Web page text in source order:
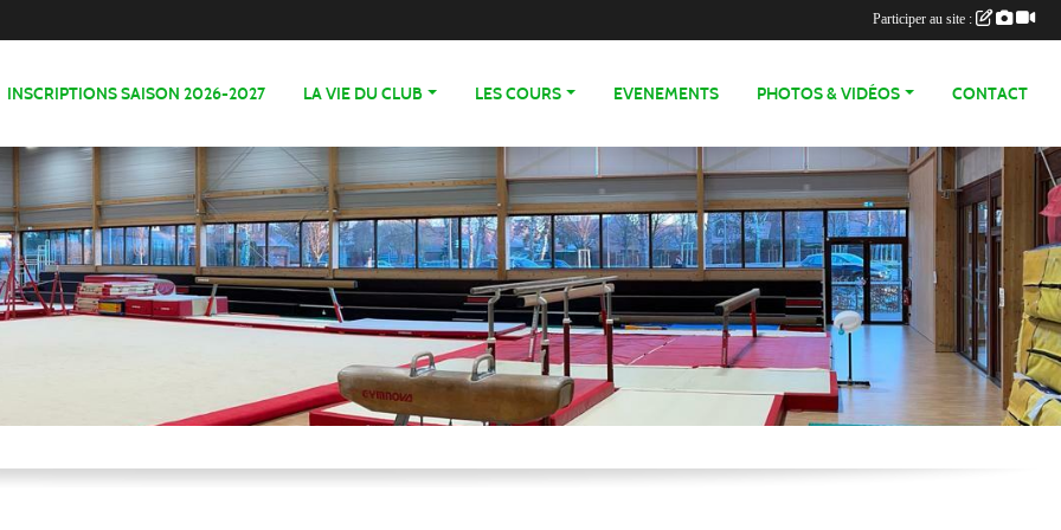
INSCRIPTIONS SAISON 2026-2027 LA VIE DU CLUB LES COURS EVENEMENTS PHOTOS & VIDÉOS CONTACT
Participer au site :